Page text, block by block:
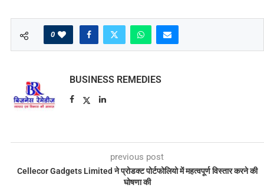
0
BUSINESS REMEDIES
previous post
Cellecor Gadgets Limited ने प्रोडक्ट पोर्टफोलियो में महत्वपूर्ण विस्तार करने की
घोषणा की